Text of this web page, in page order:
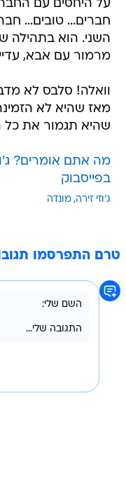
על היחסים עם
חברים... טובים...
השני. הוא בתהילה
מרמור עם אבא,
וואלה! סלבס לא
מאז שהיא לא
שהיא תגמור את כל
מה אתם אומרים?
בפייסבוק
ג'וזי זירה מונדה
טרם התפרסמו